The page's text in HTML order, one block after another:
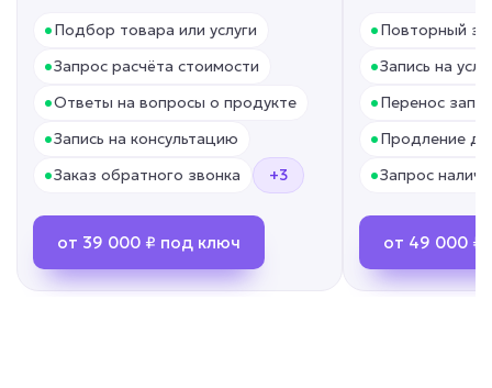
ИИ для подбора
персонала
Задача: Скрининг кандидатов
• До -80% времени рекрутера
•Подбор товара или услуги
•Запрос расчёта стоимости
•Ответы на вопросы о продукте
•Запись на консультацию
•Заказ обратного звонка +3
от 39 000 ₽ под ключ
•Повторный
•Запись на
•Перенос
•Продление
•Запрос
от 49 000 ₽